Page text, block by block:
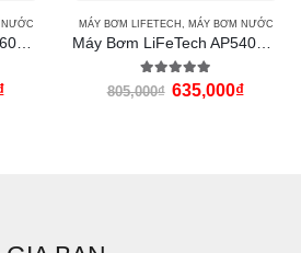
NƯỚC
Máy Bơm LiFeTech AP5600 (150W)
MÁY BƠM LIFETECH , MÁY BƠM NƯỚC
Máy Bơm LiFeTech AP5400 (150W)
5.00 out of 5
805,000₫ 635,000₫